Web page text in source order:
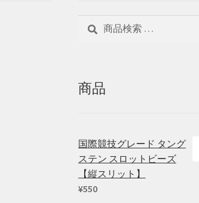
商品
国際競技グレード タング
ステン スロットビーズ
【縦スリット】
¥550